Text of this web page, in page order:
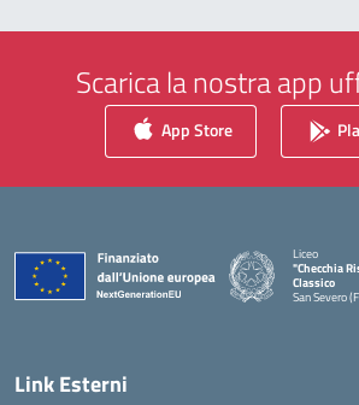
Scarica la nostra app
App Store
Liceo
"Checchia
Classico
San Severo
Link Esterni